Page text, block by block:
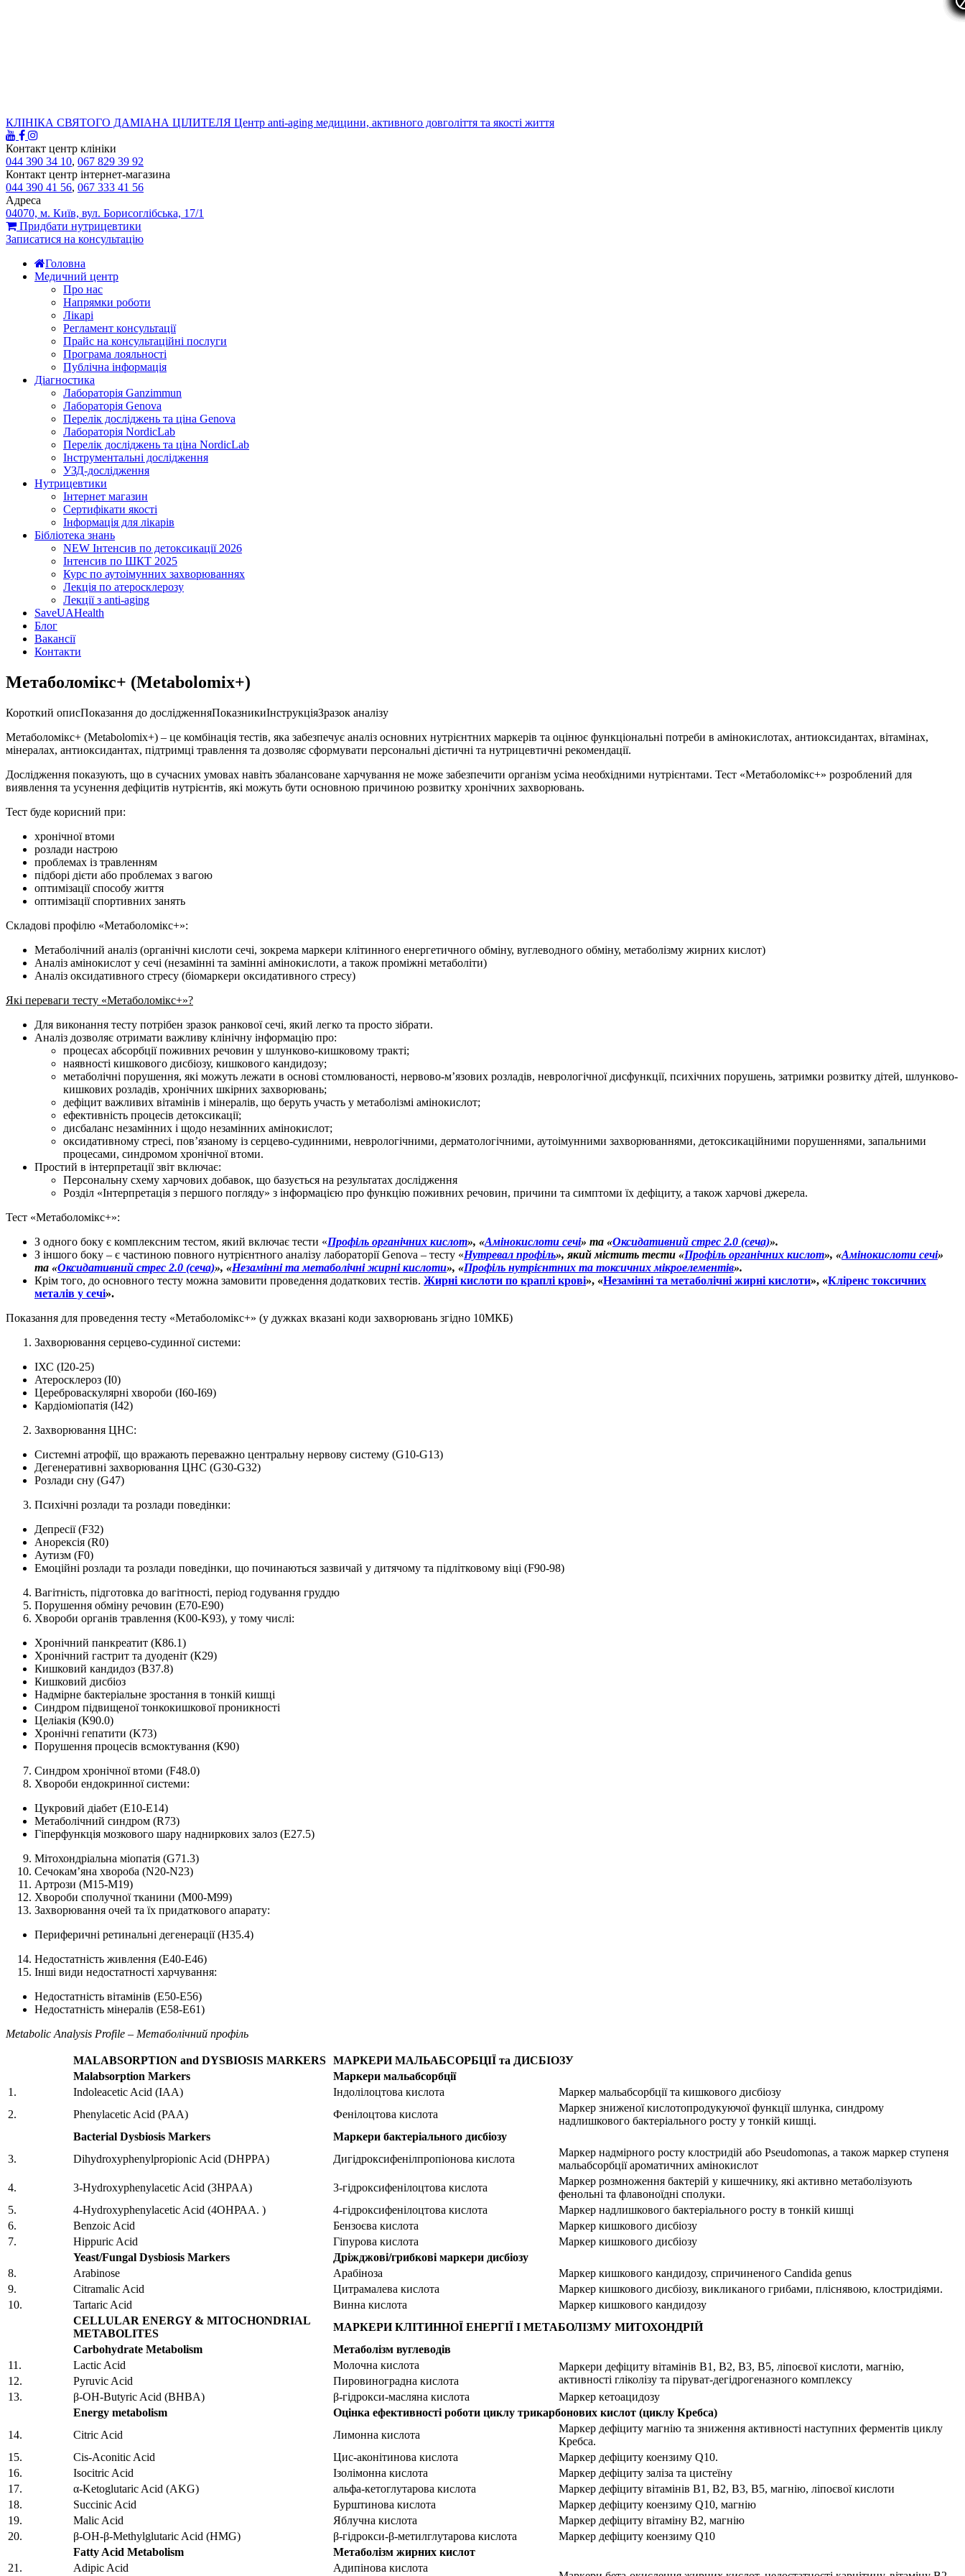
КЛІНІКА СВЯТОГО ДАМІАНА ЦІЛИТЕЛЯ Центр anti-aging медицини, активного довголіття та якості життя
Контакт центр клініки
044 390 34 10, 067 829 39 92
Контакт центр інтернет-магазина
044 390 41 56, 067 333 41 56
Адреса
04070, м. Київ, вул. Борисоглібська, 17/1
Придбати нутрицевтики
Записатися на консультацію
Головна
Медичний центр
Про нас
Напрямки роботи
Лікарі
Регламент консультації
Прайс на консультаційні послуги
Програма лояльності
Публічна інформація
Діагностика
Лабораторія Ganzimmun
Лабораторія Genova
Перелік досліджень та ціна Genova
Лабораторія NordicLab
Перелік досліджень та ціна NordicLab
Інструментальні дослідження
УЗД-дослідження
Нутрицевт​ики
Інтернет магазин
Сертифікати якості
Інформація для лікарів
Бібліотека знань
NEW Інтенсив по детоксикації 2026
Інтенсив по ШКТ 2025
Курс по аутоімунних захворюваннях
Лекція по атеросклерозу
Лекції з anti-aging
SaveUAHealth
Блог
Вакансії
Контакти
Метаболомікс+ (Metabolomix+)
Короткий описПоказання до дослідженняПоказникиІнструкціяЗразок аналізу
Метаболомікс+ (Metabolomix+) – це комбінація тестів, яка забезпечує аналіз основних нутрієнтних маркерів та оцінює функціональні потреби в амінокислотах, антиоксидантах, вітамінах,
мінералах, антиоксидантах, підтримці травлення та дозволяє сформувати персональні дієтичні та нутрицевтичні рекомендації.
Дослідження показують, що в сучасних умовах навіть збалансоване харчування не може забезпечити організм усіма необхідними нутрієнтами. Тест «Метаболомікс+» розроблений для
виявлення та усунення дефіцитів нутрієнтів, які можуть бути основною причиною розвитку хронічних захворювань.
Тест буде корисний при:
хронічної втоми
розлади настрою
проблемах із травленням
підборі дієти або проблемах з вагою
оптимізації способу життя
оптимізації спортивних занять
Складові профілю «Метаболомікс+»:
Метаболічний аналіз (органічні кислоти сечі, зокрема маркери клітинного енергетичного обміну, вуглеводного обміну, метаболізму жирних кислот)
Аналіз амінокислот у сечі (незамінні та замінні амінокислоти, а також проміжні метаболіти)
Аналіз оксидативного стресу (біомаркери оксидативного стресу)
Які переваги тесту «Метаболомікс+»?
Для виконання тесту потрібен зразок ранкової сечі, який легко та просто зібрати.
Аналіз дозволяє отримати важливу клінічну інформацію про:
процесах абсорбції поживних речовин у шлунково-кишковому тракті;
наявності кишкового дисбіозу, кишкового кандидозу;
метаболічні порушення, які можуть лежати в основі стомлюваності, нервово-м’язових розладів, неврологічної дисфункції, психічних порушень, затримки розвитку дітей, шлунково-
кишкових розладів, хронічних шкірних захворювань;
дефіцит важливих вітамінів і мінералів, що беруть участь у метаболізмі амінокислот;
ефективність процесів детоксикації;
дисбаланс незамінних і щодо незамінних амінокислот;
оксидативному стресі, пов’язаному із серцево-судинними, неврологічними, дерматологічними, аутоімунними захворюваннями, детоксикаційними порушеннями, запальними
процесами, синдромом хронічної втоми.
Простий в інтерпретації звіт включає:
Персональну схему харчових добавок, що базується на результатах дослідження
Розділ «Інтерпретація з першого погляду» з інформацією про функцію поживних речовин, причини та симптоми їх дефіциту, а також харчові джерела.
Тест «Метаболомікс+»:
З одного боку є комплексним тестом, який включає тести «Профіль органічних кислот», «Амінокислоти сечі» та «Оксидативний стрес 2.0 (сеча)».
З іншого боку – є частиною повного нутрієнтного аналізу лабораторії Genova – тесту «Нутревал профіль», який містить тести «Профіль органічних кислот», «Амінокислоти сечі»
та «Оксидативний стрес 2.0 (сеча)», «Незамінні та метаболічні жирні кислоти», «Профіль нутрієнтних та токсичних мікроелементів».
Крім того, до основного тесту можна замовити проведення додаткових тестів. Жирні кислоти по краплі крові», «Незамінні та метаболічні жирні кислоти», «Кліренс токсичних
металів у сечі».
Показання для проведення тесту «Метаболомікс+» (у дужках вказані коди захворювань згідно 10МКБ)
Захворювання серцево-судинної системи:
ІХС (I20-25)
Атеросклероз (I0)
Цереброваскулярні хвороби (I60-I69)
Кардіоміопатія (I42)
Захворювання ЦНС:
Системні атрофії, що вражають переважно центральну нервову систему (G10-G13)
Дегенеративні захворювання ЦНС (G30-G32)
Розлади сну (G47)
Психічні розлади та розлади поведінки:
Депресії (F32)
Анорексія (R0)
Аутизм (F0)
Емоційні розлади та розлади поведінки, що починаються зазвичай у дитячому та підлітковому віці (F90-98)
Вагітність, підготовка до вагітності, період годування груддю
Порушення обміну речовин (E70-E90)
Хвороби органів травлення (K00-K93), у тому числі:
Хронічний панкреатит (К86.1)
Хронічний гастрит та дуоденіт (К29)
Кишковий кандидоз (В37.8)
Кишковий дисбіоз
Надмірне бактеріальне зростання в тонкій кишці
Синдром підвищеної тонкокишкової проникності
Целіакія (К90.0)
Хронічні гепатити (K73)
Порушення процесів всмоктування (К90)
Синдром хронічної втоми (F48.0)
Хвороби ендокринної системи:
Цукровий діабет (Е10-Е14)
Метаболічний синдром (R73)
Гіперфункція мозкового шару надниркових залоз (Е27.5)
Мітохондріальна міопатія (G71.3)
Сечокам’яна хвороба (N20-N23)
Артрози (М15-М19)
Хвороби сполучної тканини (М00-М99)
Захворювання очей та їх придаткового апарату:
Периферичні ретинальні дегенерації (Н35.4)
Недостатність живлення (Е40-Е46)
Інші види недостатності харчування:
Недостатність вітамінів (Е50-Е56)
Недостатність мінералів (Е58-Е61)
Metabolic Analysis Profile – Метаболічний профіль
MALABSORPTION and DYSBIOSIS MARKERS МАРКЕРИ МАЛЬАБСОРБЦІЇ та ДИСБІОЗУ
Malabsorption Markers
Маркери мальабсорбції
1.
Indoleacetic Acid (IAA) Індолілоцтова кислота
Маркер мальабсорбції та кишкового дисбіозу
2.
Phenylacetic Acid (PAA) Фенілоцтова кислота
Маркер зниженої кислотопродукуючої функції шлунка, синдрому
надлишкового бактеріального росту у тонкій кишці.
Bacterial Dysbiosis Markers
Маркери бактеріального дисбіозу
3.
Dihydroxyphenylpropionic Acid (DHPPA) Дигідроксифенілпропіонова кислота
Маркер надмірного росту клостридій або Pseudomonas, а також маркер ступеня
мальабсорбції ароматичних амінокислот
4.
3-Hydroxyphenylacetic Acid (3HPAA) 3-гідроксифенілоцтова кислота
Маркер розмноження бактерій у кишечнику, які активно метаболізують
фенольні та флавоноїдні сполуки.
5.
4-Hydroxyphenylacetic Acid (4ОНРАА. ) 4-гідроксифенілоцтова кислота
Маркер надлишкового бактеріального росту в тонкій кишці
6.
Benzoic Acid Бензоєва кислота
Маркер кишкового дисбіозу
7.
Hippuric Acid Гіпурова кислота
Маркер кишкового дисбіозу
Yeast/Fungal Dysbiosis Markers
Дріжджові/грибкові маркери дисбіозу
8.
Arabinose Арабіноза
Маркер кишкового кандидозу, спричиненого Candida genus
9.
Citramalic Acid Цитрамалева кислота
Маркер кишкового дисбіозу, викликаного грибами, пліснявою, клостридіями.
10.
Tartaric Acid Винна кислота
Маркер кишкового кандидозу
CELLULAR ENERGY & MITOCHONDRIAL
METABOLITES
МАРКЕРИ КЛІТИННОЇ ЕНЕРГІЇ І МЕТАБОЛІЗМУ МИТОХОНДРІЙ
Carbohydrate Metabolism
Метаболізм вуглеводів
11.
Lactic Acid Молочна кислота
Маркери дефіциту вітамінів B1, В2, B3, В5, ліпоєвої кислоти, магнію,
активності гліколізу та піруват-дегідрогеназного комплексу
12. Pyruvic Acid
Пировиноградна кислота
13.
β-OH-Butyric Acid (BHBA) β-гідрокси-масляна кислота
Маркер кетоацидозу
Energy metabolism
Оцінка ефективності роботи циклу трикарбонових кислот (циклу Кребса)
14.
Citric Acid Лимонна кислота
Маркер дефіциту магнію та зниження активності наступних ферментів циклу
Кребса.
15.
Cis-Aconitic Acid Цис-аконітинова кислота
Маркер дефіциту коензиму Q10.
16.
Isocitric Acid Ізолімонна кислота
Маркер дефіциту заліза та цистеїну
17.
α-Ketoglutaric Acid (AKG) альфа-кетоглутарова кислота
Маркер дефіциту вітамінів B1, В2, B3, В5, магнію, ліпоєвої кислоти
18.
Succinic Acid Бурштинова кислота
Маркер дефіциту коензиму Q10, магнію
19.
Malic Acid Яблучна кислота
Маркер дефіциту вітаміну В2, магнію
20.
β-OH-β-Methylglutaric Acid (HMG) β-гідрокси-β-метилглутарова кислота
Маркер дефіциту коензиму Q10
Fatty Acid Metabolism
Метаболізм жирних кислот
21.
Adipic Acid Адипінова кислота